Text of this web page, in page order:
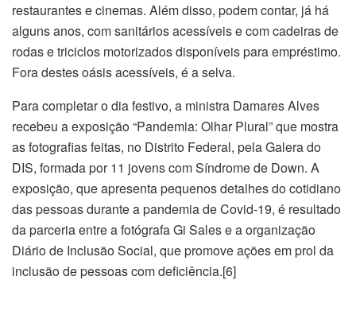
restaurantes e cinemas. Além disso, podem contar, já há
alguns anos, com sanitários acessíveis e com cadeiras de
rodas e triciclos motorizados disponíveis para empréstimo.
Fora destes oásis acessíveis, é a selva.
Para completar o dia festivo, a ministra Damares Alves
recebeu a exposição “Pandemia: Olhar Plural” que mostra
as fotografias feitas, no Distrito Federal, pela Galera do
DIS, formada por 11 jovens com Síndrome de Down. A
exposição, que apresenta pequenos detalhes do cotidiano
das pessoas durante a pandemia de Covid-19, é resultado
da parceria entre a fotógrafa Gi Sales e a organização
Diário de Inclusão Social, que promove ações em prol da
inclusão de pessoas com deficiência.[6]